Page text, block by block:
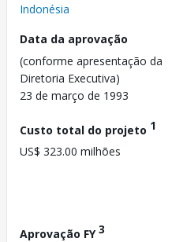
Indonésia
Data da aprovação
(conforme apresentação da
Diretoria Executiva)
23 de março de 1993
Custo total do projeto 1
US$ 323.00 milhões
Aprovação FY3